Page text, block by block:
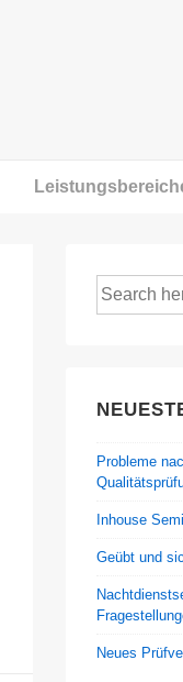
Suche
nach:
Probleme
Inhouse
Geübt und
Neues